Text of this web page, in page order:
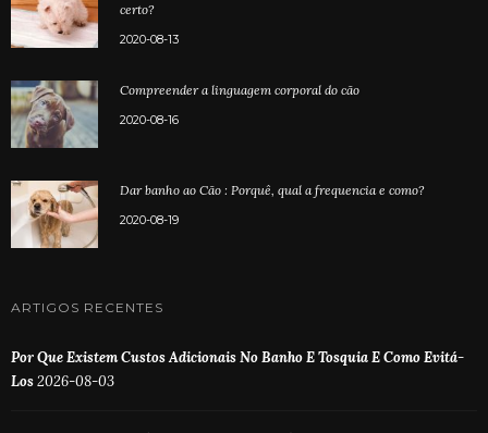
certo?
2020-08-13
Compreender a linguagem corporal do cão
2020-08-16
Dar banho ao Cão : Porquê, qual a frequencia e como?
2020-08-19
ARTIGOS RECENTES
Por Que Existem Custos Adicionais No Banho E Tosquia E Como Evitá-
Los2026-08-03